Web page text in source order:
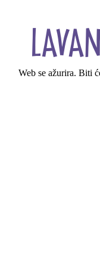
Web se ažurira. Biti